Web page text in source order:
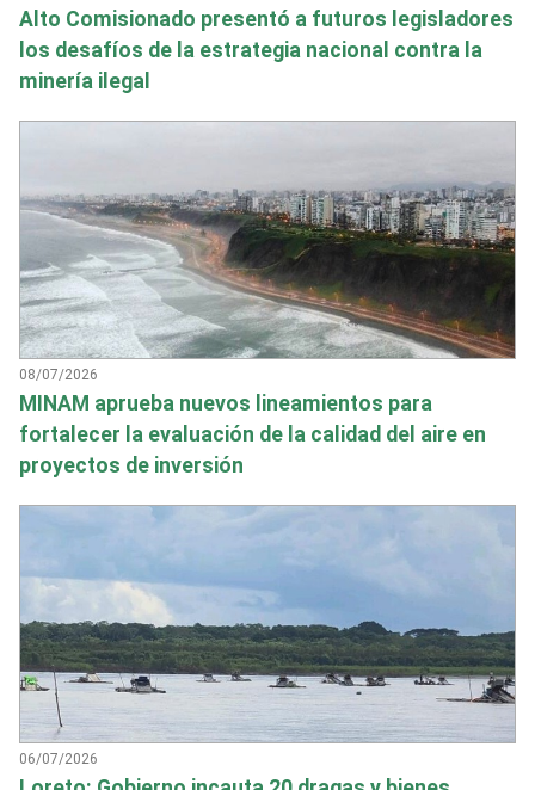
Alto Comisionado presentó a futuros legisladores
los desafíos de la estrategia nacional contra la
minería ilegal
08/07/2026
MINAM aprueba nuevos lineamientos para
fortalecer la evaluación de la calidad del aire en
proyectos de inversión
06/07/2026